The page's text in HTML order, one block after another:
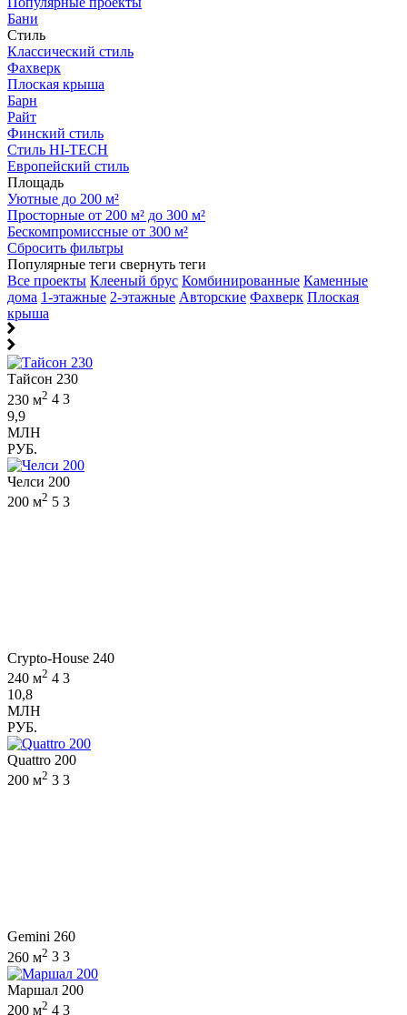
Бани
Стиль
Классический стиль
Фахверк
Плоская крыша
Барн
Райт
Финский стиль
Стиль HI-TECH
Европейский стиль
Площадь
Уютные до 200 м²
Просторные от 200 м² до 300 м²
Бескомпромиссные от 300 м²
Сбросить фильтры
Популярные теги свернуть теги
Все проекты Клееный брус Комбинированные Каменные
дома 1-этажные 2-этажные Авторские Фахверк Плоская
крыша
Тайсон 230
230 м2 4 3
9,9
МЛН
РУБ.
Челси 200
200 м2 5 3
Crypto-House 240
240 м2 4 3
10,8
МЛН
РУБ.
Quattro 200
200 м2 3 3
Gemini 260
260 м2 3 3
Маршал 200
200 м2 4 3